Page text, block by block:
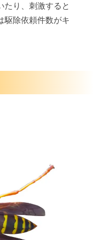
たり、刺激すると
駆除依頼件数がキ